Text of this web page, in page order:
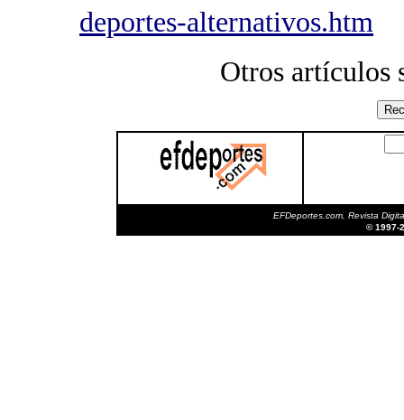
deportes-alternativos.htm
Otros artículos
EFDeportes.com, Revista
© 1997-